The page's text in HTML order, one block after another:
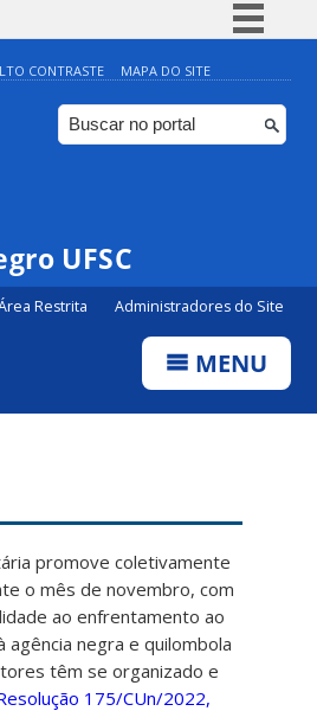
Simplifique!
Comunica BR
Participe
CONTRASTE MAPA DO SITE
UFSC
Restrita Administradores do Site
MENU
promove coletivamente
o mês de novembro, com
ao enfrentamento ao
agência negra e quilombola
têm se organizado e
175/CUn/2022,